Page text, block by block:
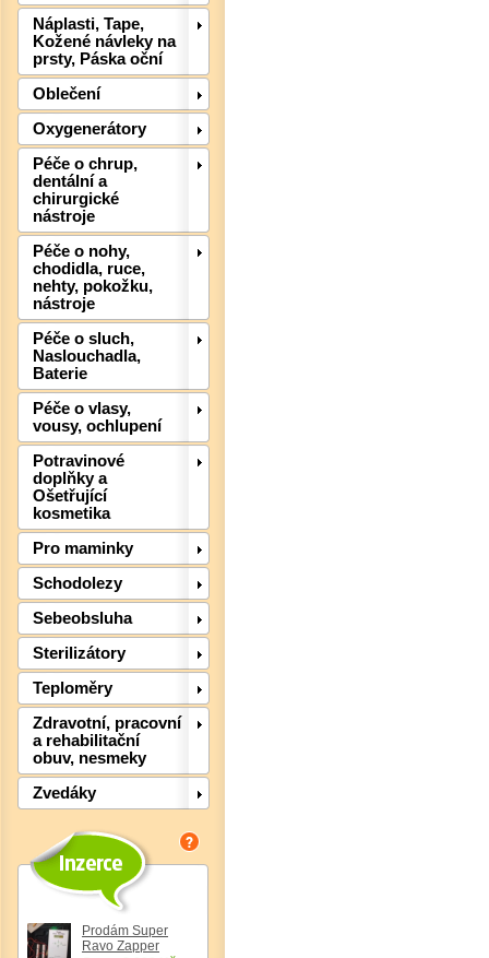
Náplasti, Tape,
Kožené návleky na
prsty, Páska oční
Oblečení
Oxygenerátory
Péče o chrup,
dentální a
chirurgické
nástroje
Péče o nohy,
chodidla, ruce,
nehty, pokožku,
nástroje
Péče o sluch,
Naslouchadla,
Baterie
Péče o vlasy,
vousy, ochlupení
Potravinové
doplňky a
Ošetřující
kosmetika
Pro maminky
Schodolezy
Sebeobsluha
Sterilizátory
Teploměry
Zdravotní, pracovní
a rehabilitační
obuv, nesmeky
Zvedáky
Prodám Super
Ravo Zapper